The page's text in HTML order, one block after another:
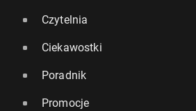
Czytelnia
Ciekawostki
Poradnik
Promocje